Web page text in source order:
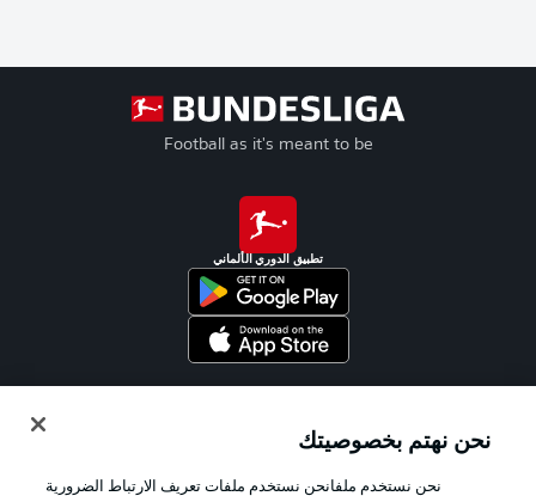
Football as it's meant to be
تطبيق الدوري الألماني
نحن نهتم بخصوصيتك
نحن نستخدم ملفانحن نستخدم ملفات تعريف الارتباط الضرورية